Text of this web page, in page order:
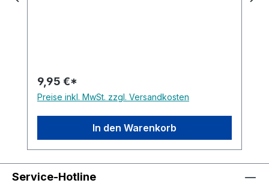
9,95 €*
Preise inkl. MwSt. zzgl. Versandkosten
In den Warenkorb
Service-Hotline